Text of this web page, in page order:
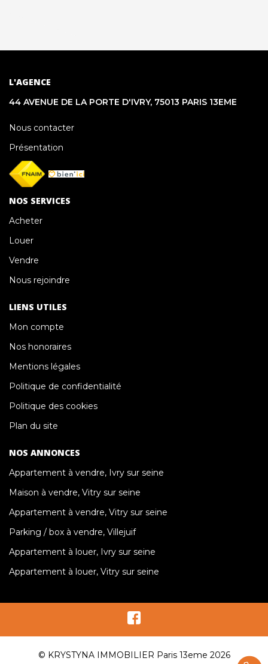
L'AGENCE
44 AVENUE DE LA PORTE D'IVRY, 75013 PARIS 13EME
Nous contacter
Présentation
NOS SERVICES
Acheter
Louer
Vendre
Nous rejoindre
LIENS UTILES
Mon compte
Nos honoraires
Mentions légales
Politique de confidentialité
Politique des cookies
Plan du site
NOS ANNONCES
Appartement à vendre, Ivry sur seine
Maison à vendre, Vitry sur seine
Appartement à vendre, Vitry sur seine
Parking / box à vendre, Villejuif
Appartement à louer, Ivry sur seine
Appartement à louer, Vitry sur seine
© KRYSTYNA IMMOBILIER Paris 13eme 2026